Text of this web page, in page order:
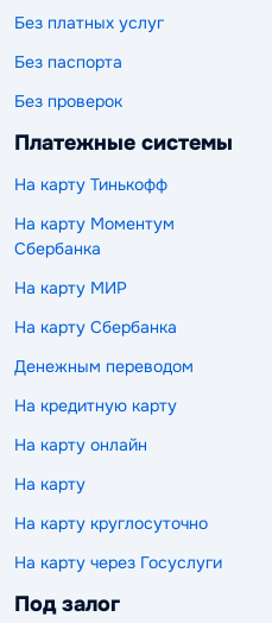
Без платных услуг
Без паспорта
Без проверок
Платежные системы
На карту Тинькофф
На карту Моментум
Сбербанка
На карту МИР
На карту Сбербанка
Денежным переводом
На кредитную карту
На карту онлайн
На карту
На карту круглосуточно
На карту через Госуслуги
Под залог